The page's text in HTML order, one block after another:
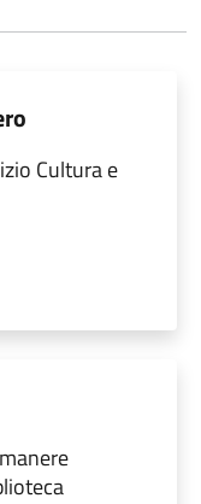
Cultura e